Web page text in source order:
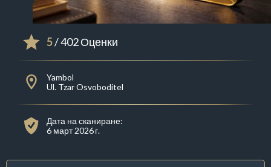
5/ 402 Оценки
Yambol
Ul. Tzar Osvoboditel
Дата на сканиране:
6 март 2026 г.